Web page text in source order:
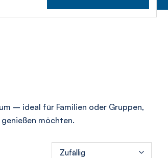
– ideal für Familien oder Gruppen,
möchten.
Zufällig